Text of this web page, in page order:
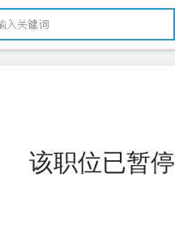
该职位已暂